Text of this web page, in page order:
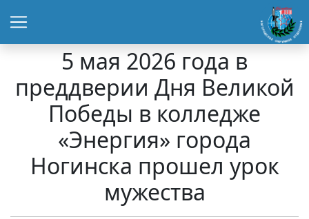
5 мая 2026 года в
преддверии Дня Великой
Победы в колледже
«Энергия» города
Ногинска прошел урок
мужества